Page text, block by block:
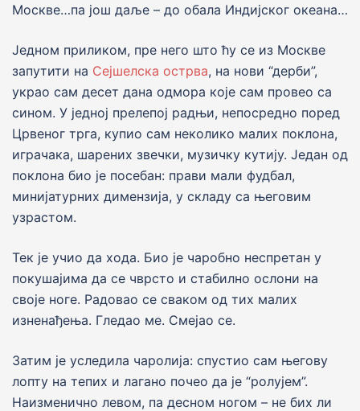
Москве…па jош даље – до обала Индијског океана…
Једном приликом, пре него што ћу се из Москве
запутити на Сејшелска острва, на нови “дерби”,
украо сам десет дана одмора које сам провео са
сином. У једној прелепој радњи, непосредно поред
Црвеног трга, купио сам неколико малих поклона,
играчака, шарених звечки, музичку кутију. Један од
поклона био је посебан: прави мали фудбал,
минијатурних димензија, у складу са његовим
узрастом.
Тек је учио да хода. Био је чаробно неспретан у
покушајима да се чврсто и стабилно ослони на
своје ноге. Радовао се сваком од тих малих
изненађења. Гледао ме. Смејао се.
Затим је уследила чаролија: спустио сам његову
лопту на тепих и лагано почео да је “ролујем”.
Наизменично левом, па десном ногом – не бих ли